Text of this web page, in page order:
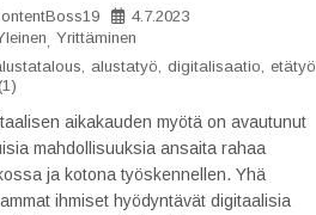
4.7.2023
Yrittäminen
alustatyö digitalisaatio etätyö
aikakauden myötä on avautunut
mahdollisuuksia ansaita rahaa
ja kotona työskennellen. Yhä
ihmiset hyödyntävät digitaalisia